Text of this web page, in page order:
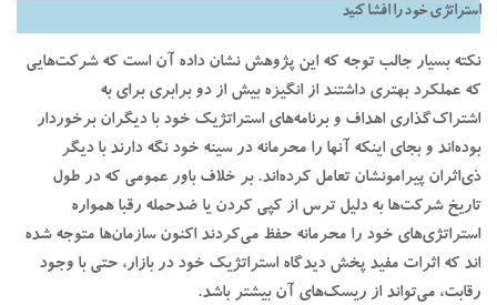
استراتژی خود را افشا کنید
نکته بسیار جالب توجه که این پژوهش نشان داده آن است که شرکت‌هایی
که عملکرد بهتری داشتند از انگیزه بیش از دو برابری برای به
اشتراک‌گذاری اهداف و برنامه‌های استراتژیک خود با دیگران برخوردار
بوده‌اند و بجای اینکه آنها را محرمانه در سینه خود نگه دارند با دیگر
ذی‌اثران پیرامونشان تعامل کرده‌اند. بر خلاف باور عمومی‌ که در طول
تاریخ شرکت‌ها به دلیل ترس از کپی کردن یا ضدحمله رقبا همواره
استراتژی‌های خود را محرمانه حفظ می‌کردند اکنون سازمان‌ها متوجه شده
اند که اثرات مفید پخش دیدگاه استراتژیک خود در بازار، حتی با وجود
رقابت، می‌تواند از ریسک‌های آن بیشتر باشد.